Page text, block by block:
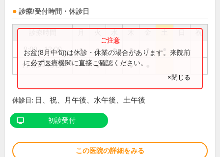
診療/受付時間・休診日
祝
9:00～12:00 ● ● ● ● ●
17:00～19:00 ● ●
お盆(8月中旬)は休診・休業の場合があります。来院前
に必ず医療機関に直接ご確認ください。
×閉じる
休診日: 日、祝、月午後、水午後、土午後
初診受付
この医院の詳細をみる